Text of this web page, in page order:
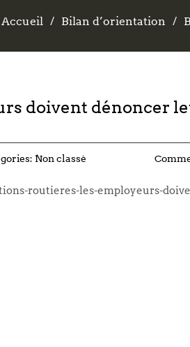
Accueil Bilan d’orientation
Accueil Bilan d’orientation
doivent dénoncer
Non classé
routieres-les-employeurs-